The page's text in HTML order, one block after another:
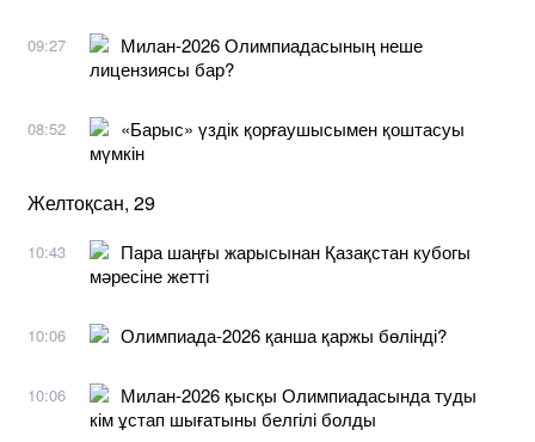
09:27
Милан-2026 Олимпиадасының неше
лицензиясы бар?
08:52
«Барыс» үздік қорғаушысымен қоштасуы
мүмкін
Желтоқсан, 29
10:43
Пара шаңғы жарысынан Қазақстан кубогы
мәресіне жетті
10:06 Олимпиада-2026 қанша қаржы бөлінді?
10:06
Милан-2026 қысқы Олимпиадасында туды
кім ұстап шығатыны белгілі болды